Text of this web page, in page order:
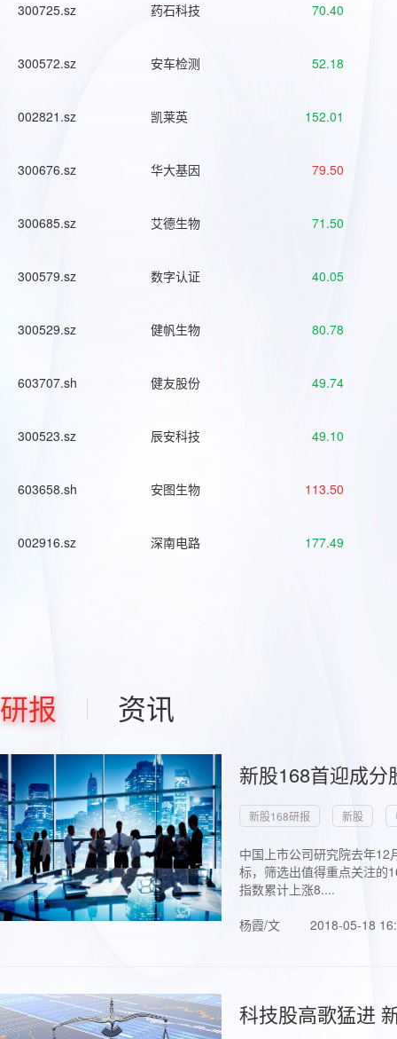
300725.sz 药石科技 70.40
300572.sz 安车检测 52.18
002821.sz 凯莱英 152.01
300676.sz 华大基因 79.50
300685.sz 艾德生物 71.50
300579.sz 数字认证 40.05
300529.sz 健帆生物 80.78
603707.sh 健友股份 49.74
300523.sz 辰安科技 49.10
603658.sh 安图生物 113.50
002916.sz 深南电路 177.49
研报 资讯
新股168首迎成
新股168研报 新股
中国上市公司研究院去年
标，筛选出值得重点关注的
指数累计上涨8....
杨霞/文
2018-05-18
科技股高歌猛进